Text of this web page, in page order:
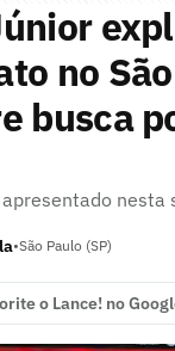
no
busca
nesta
•São Paulo (SP)
o Lance! no